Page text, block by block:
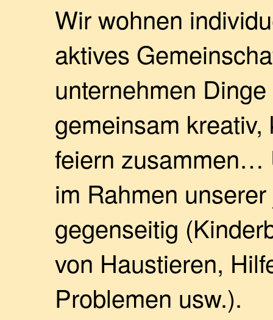
Wir wohnen
aktives
unternehmen
gemeinsam
feiern zusammen…
im Rahmen
gegenseitig
von Haustieren,
Problemen usw.).